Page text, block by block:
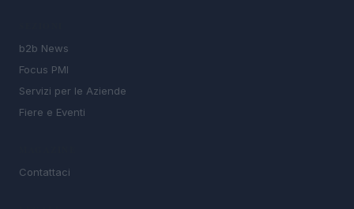
b2b News
Focus PMI
Servizi per le Aziende
Fiere e Eventi
Contattaci